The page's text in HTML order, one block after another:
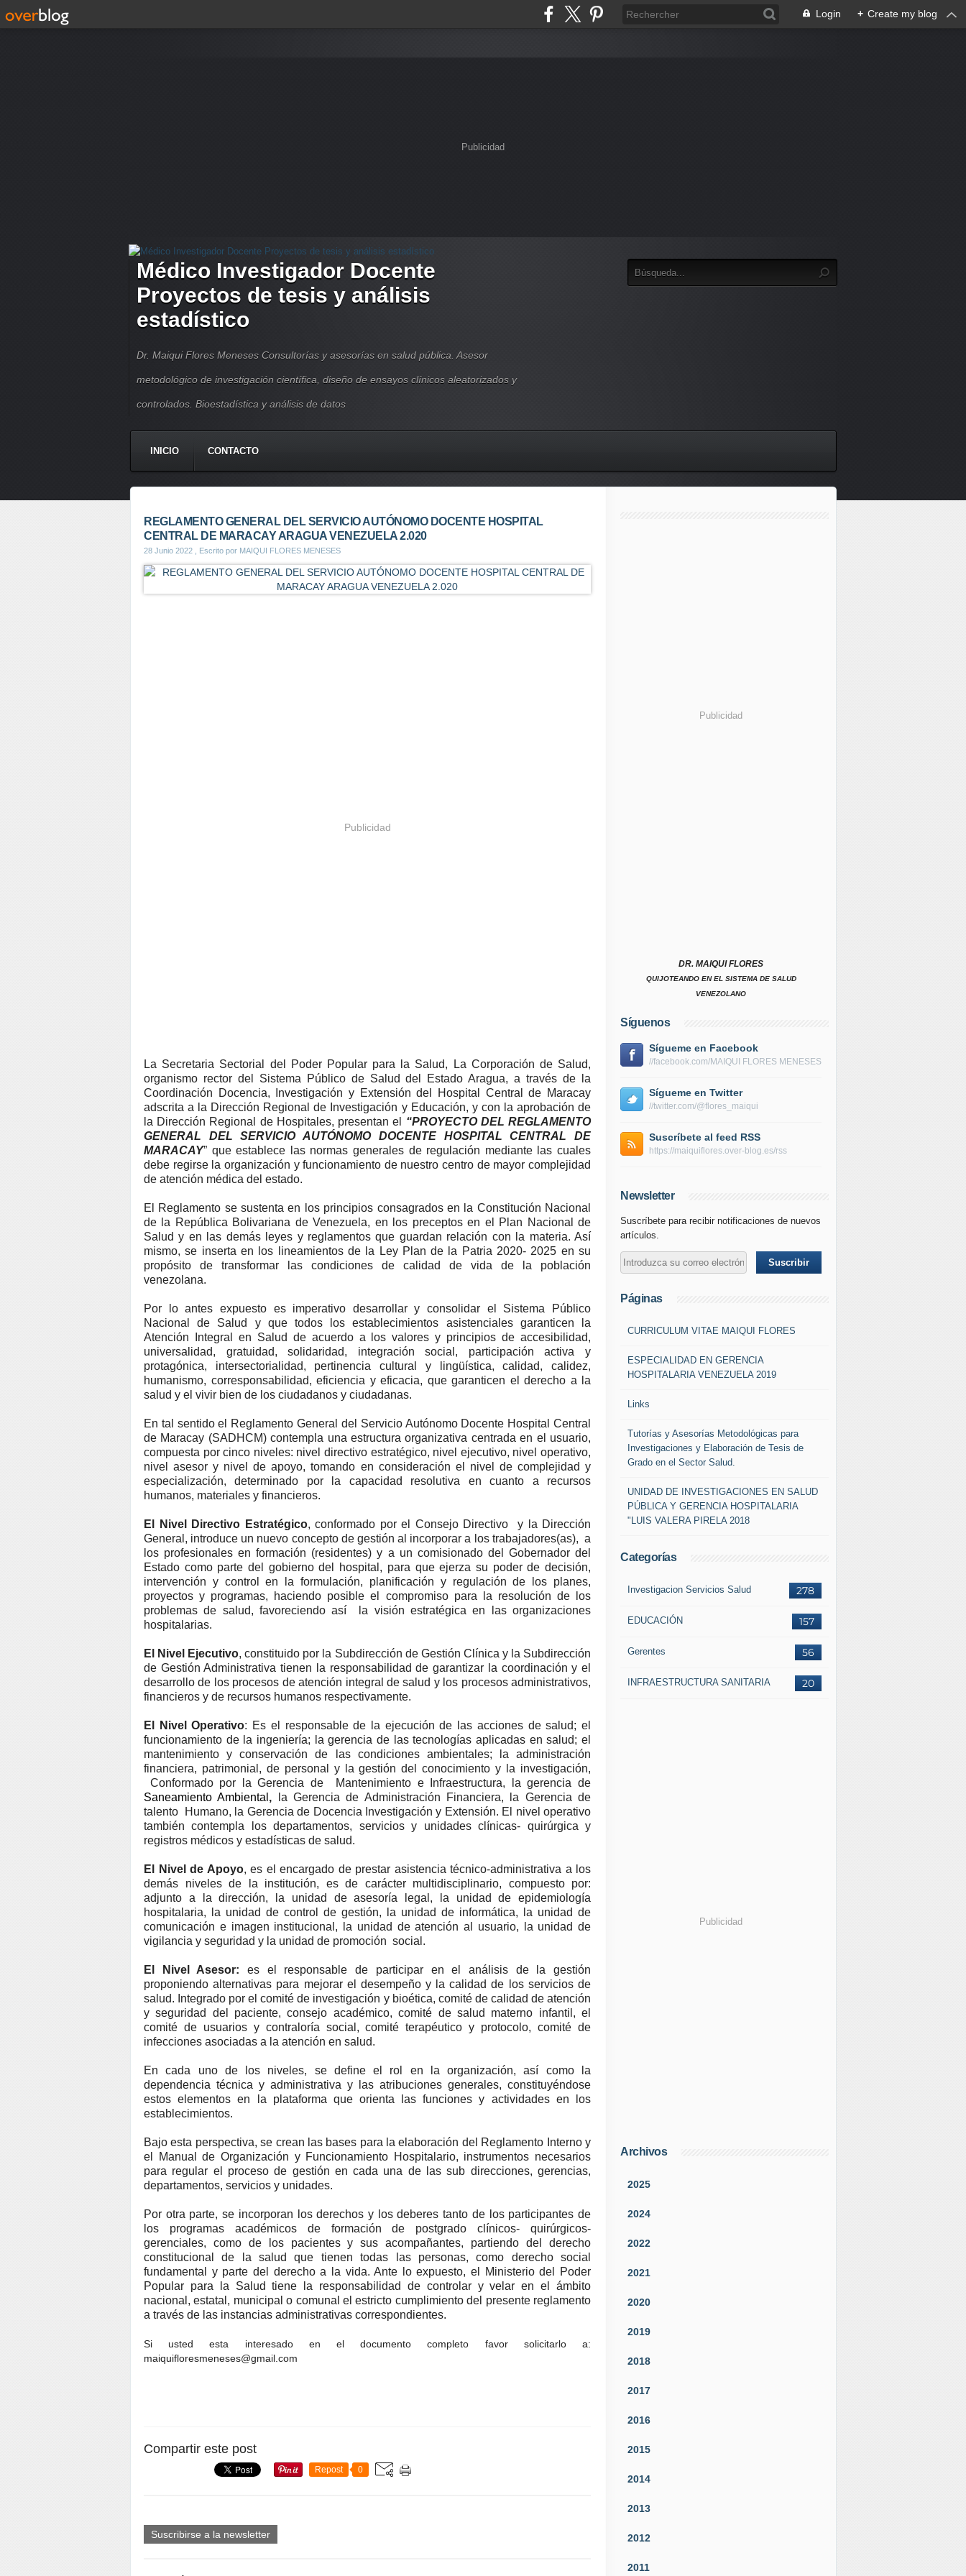
Login + Create my blog
Publicidad
Médico Investigador Docente
Proyectos de tesis y análisis
estadístico
Dr. Maiqui Flores Meneses Consultorías y asesorías en salud pública. Asesor
metodológico de investigación científica, diseño de ensayos clínicos aleatorizados y
controlados. Bioestadística y análisis de datos
INICIO CONTACTO
REGLAMENTO GENERAL DEL SERVICIO AUTÓNOMO DOCENTE HOSPITAL
CENTRAL DE MARACAY ARAGUA VENEZUELA 2.020
28 Junio 2022 , Escrito por MAIQUI FLORES MENESES
Publicidad
La Secretaria Sectorial del Poder Popular para la Salud, La Corporación de Salud,
organismo rector del Sistema Público de Salud del Estado Aragua, a través de la
Coordinación Docencia, Investigación y Extensión del Hospital Central de Maracay
adscrita a la Dirección Regional de Investigación y Educación, y con la aprobación de
la Dirección Regional de Hospitales, presentan el “PROYECTO DEL REGLAMENTO
GENERAL DEL SERVICIO AUTÓNOMO DOCENTE HOSPITAL CENTRAL DE
MARACAY” que establece las normas generales de regulación mediante las cuales
debe regirse la organización y funcionamiento de nuestro centro de mayor complejidad
de atención médica del estado.
El Reglamento se sustenta en los principios consagrados en la Constitución Nacional
de la República Bolivariana de Venezuela, en los preceptos en el Plan Nacional de
Salud y en las demás leyes y reglamentos que guardan relación con la materia. Así
mismo, se inserta en los lineamientos de la Ley Plan de la Patria 2020- 2025 en su
propósito de transformar las condiciones de calidad de vida de la población
venezolana.
Por lo antes expuesto es imperativo desarrollar y consolidar el Sistema Público
Nacional de Salud y que todos los establecimientos asistenciales garanticen la
Atención Integral en Salud de acuerdo a los valores y principios de accesibilidad,
universalidad, gratuidad, solidaridad, integración social, participación activa y
protagónica, intersectorialidad, pertinencia cultural y lingüística, calidad, calidez,
humanismo, corresponsabilidad, eficiencia y eficacia, que garanticen el derecho a la
salud y el vivir bien de los ciudadanos y ciudadanas.
En tal sentido el Reglamento General del Servicio Autónomo Docente Hospital Central
de Maracay (SADHCM) contempla una estructura organizativa centrada en el usuario,
compuesta por cinco niveles: nivel directivo estratégico, nivel ejecutivo, nivel operativo,
nivel asesor y nivel de apoyo, tomando en consideración el nivel de complejidad y
especialización, determinado por la capacidad resolutiva en cuanto a recursos
humanos, materiales y financieros.
El Nivel Directivo Estratégico, conformado por el Consejo Directivo y la Dirección
General, introduce un nuevo concepto de gestión al incorporar a los trabajadores(as), a
los profesionales en formación (residentes) y a un comisionado del Gobernador del
Estado como parte del gobierno del hospital, para que ejerza su poder de decisión,
intervención y control en la formulación, planificación y regulación de los planes,
proyectos y programas, haciendo posible el compromiso para la resolución de los
problemas de salud, favoreciendo así la visión estratégica en las organizaciones
hospitalarias.
El Nivel Ejecutivo, constituido por la Subdirección de Gestión Clínica y la Subdirección
de Gestión Administrativa tienen la responsabilidad de garantizar la coordinación y el
desarrollo de los procesos de atención integral de salud y los procesos administrativos,
financieros y de recursos humanos respectivamente.
El Nivel Operativo: Es el responsable de la ejecución de las acciones de salud; el
funcionamiento de la ingeniería; la gerencia de las tecnologías aplicadas en salud; el
mantenimiento y conservación de las condiciones ambientales; la administración
financiera, patrimonial, de personal y la gestión del conocimiento y la investigación,
Conformado por la Gerencia de Mantenimiento e Infraestructura, la gerencia de
Saneamiento Ambiental , la Gerencia de Administración Financiera, la Gerencia de
talento Humano, la Gerencia de Docencia Investigación y Extensión. El nivel operativo
también contempla los departamentos, servicios y unidades clínicas- quirúrgica y
registros médicos y estadísticas de salud.
El Nivel de Apoyo, es el encargado de prestar asistencia técnico-administrativa a los
demás niveles de la institución, es de carácter multidisciplinario, compuesto por:
adjunto a la dirección, la unidad de asesoría legal, la unidad de epidemiología
hospitalaria, la unidad de control de gestión, la unidad de informática, la unidad de
comunicación e imagen institucional, la unidad de atención al usuario, la unidad de
vigilancia y seguridad y la unidad de promoción social.
El Nivel Asesor: es el responsable de participar en el análisis de la gestión
proponiendo alternativas para mejorar el desempeño y la calidad de los servicios de
salud. Integrado por el comité de investigación y bioética, comité de calidad de atención
y seguridad del paciente, consejo académico, comité de salud materno infantil, el
comité de usuarios y contraloría social, comité terapéutico y protocolo, comité de
infecciones asociadas a la atención en salud.
En cada uno de los niveles, se define el rol en la organización, así como la
dependencia técnica y administrativa y las atribuciones generales, constituyéndose
estos elementos en la plataforma que orienta las funciones y actividades en los
establecimientos.
Bajo esta perspectiva, se crean las bases para la elaboración del Reglamento Interno y
el Manual de Organización y Funcionamiento Hospitalario, instrumentos necesarios
para regular el proceso de gestión en cada una de las sub direcciones, gerencias,
departamentos, servicios y unidades.
Por otra parte, se incorporan los derechos y los deberes tanto de los participantes de
los programas académicos de formación de postgrado clínicos- quirúrgicos-
gerenciales, como de los pacientes y sus acompañantes, partiendo del derecho
constitucional de la salud que tienen todas las personas, como derecho social
fundamental y parte del derecho a la vida. Ante lo expuesto, el Ministerio del Poder
Popular para la Salud tiene la responsabilidad de controlar y velar en el ámbito
nacional, estatal, municipal o comunal el estricto cumplimiento del presente reglamento
a través de las instancias administrativas correspondientes.
Si usted esta interesado en el documento completo favor solicitarlo a:
maiquifloresmeneses@gmail.com
Compartir este post
Repost 0
Suscribirse a la newsletter
Publicidad
DR. MAIQUI FLORES
QUIJOTEANDO EN EL SISTEMA DE SALUD
VENEZOLANO
Síguenos
Sígueme en Facebook
//facebook.com/MAIQUI FLORES MENESES
Sígueme en Twitter
//twitter.com/@flores_maiqui
Suscríbete al feed RSS
https://maiquiflores.over-blog.es/rss
Newsletter
Suscríbete para recibir notificaciones de nuevos
artículos.
Páginas
CURRICULUM VITAE MAIQUI FLORES
ESPECIALIDAD EN GERENCIA
HOSPITALARIA VENEZUELA 2019
Links
Tutorías y Asesorías Metodológicas para
Investigaciones y Elaboración de Tesis de
Grado en el Sector Salud.
UNIDAD DE INVESTIGACIONES EN SALUD
PÚBLICA Y GERENCIA HOSPITALARIA
"LUIS VALERA PIRELA 2018
Categorías
278
Investigacion Servicios Salud
157
EDUCACIÓN
56
Gerentes
20
INFRAESTRUCTURA SANITARIA
Publicidad
Archivos
2025
2024
2022
2021
2020
2019
2018
2017
2016
2015
2014
2013
2012
2011